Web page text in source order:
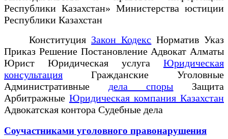
Республики Казахстан» Министерства юстиции
Республики Казахстан
Конституция Закон Кодекс Норматив Указ
Приказ Решение Постановление Адвокат Алматы
Юрист Юридическая услуга Юридическая
консультация Гражданские Уголовные
Административные дела споры Защита
Арбитражные Юридическая компания Казахстан
Адвокатская контора Судебные дела
Соучастниками уголовного правонарушения